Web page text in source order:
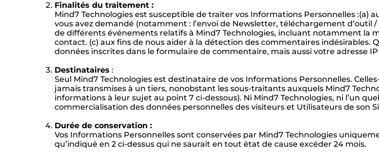
Finalités du traitement :
Mind7 Technologies est susceptible de traiter vos Informations Personnelles :(a)
vous avez demandé (notamment : l’envoi de Newsletter, téléchargement d’outil
de différents événements relatifs à Mind7 Technologies, incluant notamment la
contact. (c) aux fins de nous aider à la détection des commentaires indésirables.
données inscrites dans le formulaire de commentaire, mais aussi votre adresse
Destinataires :
Seul Mind7 Technologies est destinataire de vos Informations Personnelles.
jamais transmises à un tiers, nonobstant les sous-traitants auxquels Mind7
informations à leur sujet au point 7 ci-dessous). Ni Mind7 Technologies, ni l’un
commercialisation des données personnelles des visiteurs et Utilisateurs de son
Durée de conservation :
Vos Informations Personnelles sont conservées par Mind7 Technologies
qu’indiqué en 2 ci-dessus qui ne saurait en tout état de cause excéder 24 mois.